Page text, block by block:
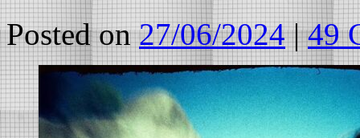
Posted on 27/06/2024 | 49